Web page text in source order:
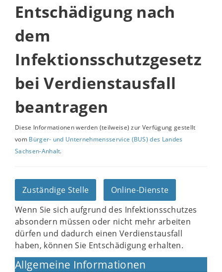
Entschädigung nach
dem
Infektionsschutzgesetz
bei Verdienstausfall
beantragen
Diese Informationen werden (teilweise) zur Verfügung gestellt
vom Bürger- und Unternehmensservice (BUS) des Landes
Sachsen-Anhalt.
Zuständige Stelle
Online-Dienste
Wenn Sie sich aufgrund des Infektionsschutzes
absondern müssen oder nicht mehr arbeiten
dürfen und dadurch einen Verdienstausfall
haben, können Sie Entschädigung erhalten.
Allgemeine Informationen